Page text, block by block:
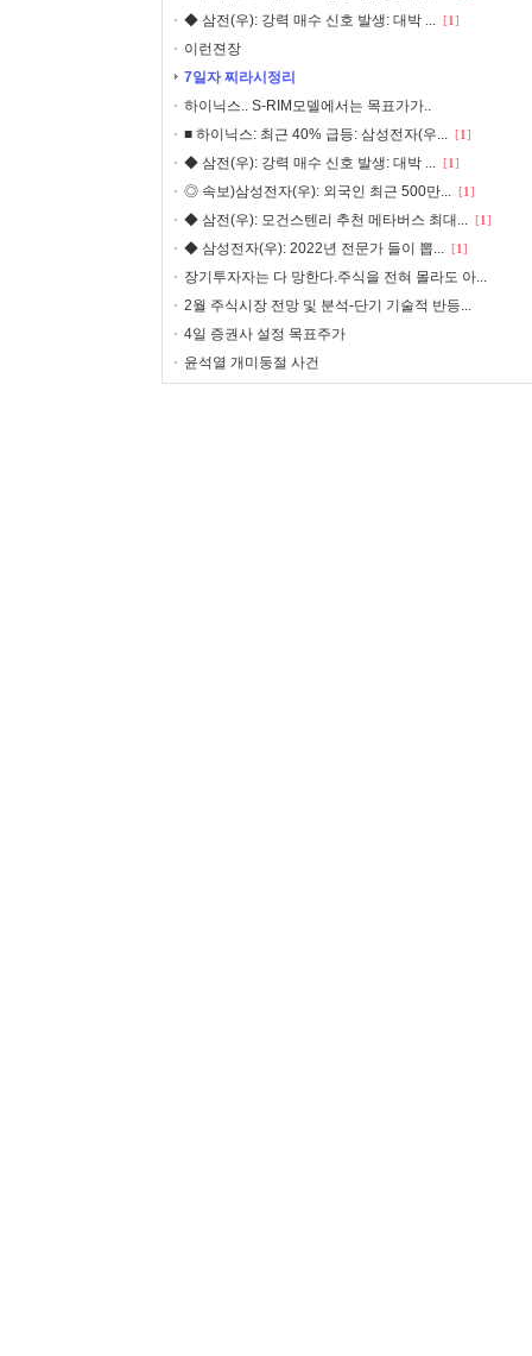
◆ 삼전(우): 강력 매수 신호 발생: 대박 ... [1]
이런젼장
7일자 찌라시정리
하이닉스.. S-RIM모델에서는 목표가가..
■ 하이닉스: 최근 40% 급등: 삼성전자(우... [1]
◆ 삼전(우): 강력 매수 신호 발생: 대박 ... [1]
◎ 속보)삼성전자(우): 외국인 최근 500만... [1]
◆ 삼전(우): 모건스텐리 추천 메타버스 최대... [1]
◆ 삼성전자(우): 2022년 전문가 들이 뽑... [1]
장기투자자는 다 망한다.주식을 전혀 몰라도 아...
2월 주식시장 전망 및 분석-단기 기술적 반등...
4일 증권사 설정 목표주가
윤석열 개미둥절 사건